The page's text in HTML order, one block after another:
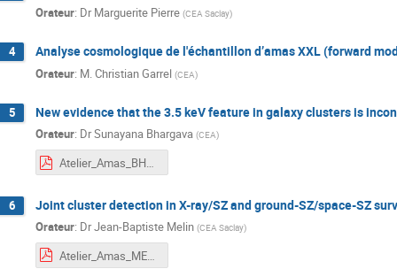
Orateur: Dr Marguerite Pierre (CEA Saclay)
4 Analyse cosmologique de l'échantillon d’amas XXL (forward
Orateur: M.Christian Garrel (CEA)
5 New evidence that the 3.5 keV feature in galaxy clusters is
Orateur: DrSunayana Bhargava (CEA)
Atelier_Amas_BHARGAVA.pdf
6 Joint cluster detection in X-ray/SZ and ground-SZ/space-SZ
Orateur: DrJean-Baptiste Melin (CEA Saclay)
Atelier_Amas_MELIN.pdf